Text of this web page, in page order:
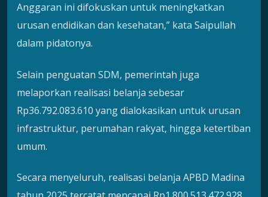
Anggaran ini difokuskan untuk meningkatkan
urusan endidikan dan kesehatan,” kata Saipullah
dalam pidatonya.
Selain penguatan SDM, pemerintah juga
melaporkan realisasi belanja sebesar
Rp36.792.083.610 yang dialokasikan untuk urusan
infrastruktur, perumahan rakyat, hingga ketertiban
umum.
Secara menyeluruh, realisasi belanja APBD Madina